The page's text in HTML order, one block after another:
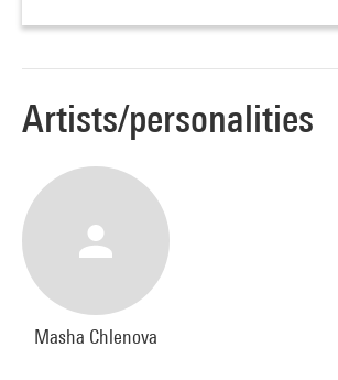
Artists/personalities
Masha Chlenova